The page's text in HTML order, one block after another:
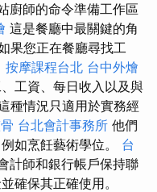
廚師的命令準備工作區
這是餐廳中最關鍵的角
果您正在餐廳尋找工
按摩課程台北 台中外燴
工資、每日收入以及與
種情況只適用於實務經
台北會計事務所 他們
如烹飪藝術學位。 台
計師和銀行帳戶保持聯
確保其正確使用。